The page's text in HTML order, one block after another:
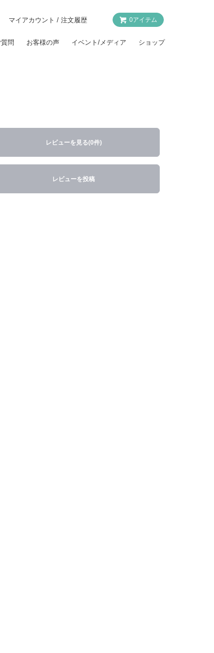
0アイテム
マイアカウント / 注文履歴
問 お客様の声 イベント/メディア ショップ
レビューを見る(0件)
レビューを投稿